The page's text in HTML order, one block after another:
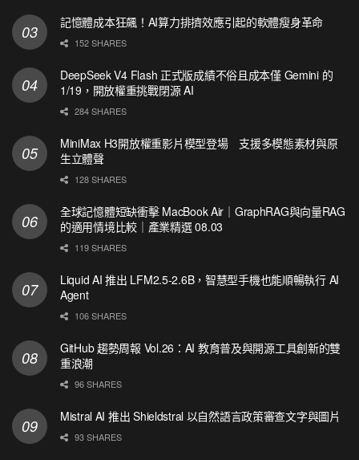
記憶體成本狂飆！AI算力排擠效應引起的軟體瘦身革命
152 SHARES
DeepSeek V4 Flash 正式版成績不俗且成本僅 Gemini 的
1/19，開放權重挑戰閉源 AI
284 SHARES
MiniMax H3開放權重影片模型登場 支援多模態素材與原
生立體聲
128 SHARES
全球記憶體短缺衝擊 MacBook Air｜GraphRAG與向量RAG
的適用情境比較｜產業精選 08.03
119 SHARES
Liquid AI 推出 LFM2.5-2.6B，智慧型手機也能順暢執行 AI
Agent
106 SHARES
GitHub 趨勢周報 Vol.26：AI 教育普及與開源工具創新的雙
重浪潮
96 SHARES
Mistral AI 推出 Shieldstral 以自然語言政策審查文字與圖片
93 SHARES